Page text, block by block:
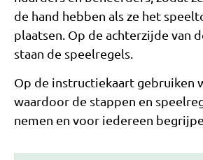
de hand hebben als ze het
plaatsen. Op de achterzijde van
staan de speelregels.
Op de instructiekaart gebruiken
waardoor de stappen en
nemen en voor iedereen